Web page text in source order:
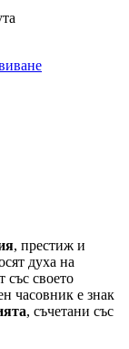
, престиж и
духа на
със своето
часовник е знак
, съчетани със